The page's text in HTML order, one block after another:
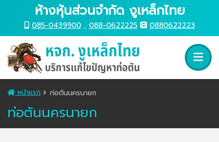
ห้างหุ้นส่วนจำกัด งูเหล็กไทย
085-0439900, 088-0622225 0880622223
หน้าแรก ท่อตันนครนายก
ท่อตันนครนายก